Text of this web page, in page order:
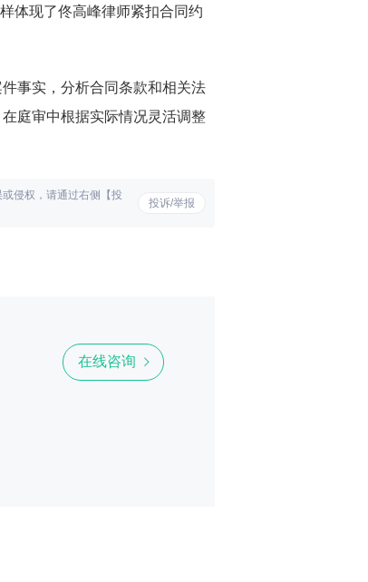
体现了佟高峰律师紧扣合同约
件事实，分析合同条款和相关法
庭审中根据实际情况灵活调整
投诉/举报
侵权，请通过右侧【投
在线咨询